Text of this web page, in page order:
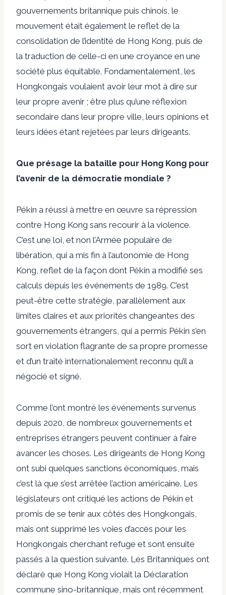
gouvernements britannique puis chinois, le
mouvement était également le reflet de la
consolidation de l’identité de Hong Kong, puis de
la traduction de celle-ci en une croyance en une
société plus équitable. Fondamentalement, les
Hongkongais voulaient avoir leur mot à dire sur
leur propre avenir ; être plus qu’une réflexion
secondaire dans leur propre ville, leurs opinions et
leurs idées étant rejetées par leurs dirigeants.
Que présage la bataille pour Hong Kong pour
l’avenir de la démocratie mondiale ?
Pékin a réussi à mettre en œuvre sa répression
contre Hong Kong sans recourir à la violence.
C’est une loi, et non l’Armée populaire de
libération, qui a mis fin à l’autonomie de Hong
Kong, reflet de la façon dont Pékin a modifié ses
calculs depuis les événements de 1989. C’est
peut-être cette stratégie, parallèlement aux
limites claires et aux priorités changeantes des
gouvernements étrangers, qui a permis Pékin s’en
sort en violation flagrante de sa propre promesse
et d’un traité internationalement reconnu qu’il a
négocié et signé.
Comme l’ont montré les événements survenus
depuis 2020, de nombreux gouvernements et
entreprises étrangers peuvent continuer à faire
avancer les choses. Les dirigeants de Hong Kong
ont subi quelques sanctions économiques, mais
c’est là que s’est arrêtée l’action américaine. Les
législateurs ont critiqué les actions de Pékin et
promis de se tenir aux côtés des Hongkongais,
mais ont supprimé les voies d’accès pour les
Hongkongais cherchant refuge et sont ensuite
passés à la question suivante. Les Britanniques ont
déclaré que Hong Kong violait la Déclaration
commune sino-britannique, mais ont récemment